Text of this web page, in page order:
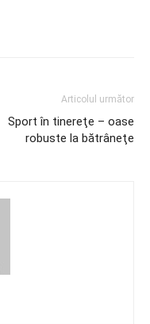
Articolul următor
Sport în tinereţe – oase
robuste la bătrâneţe